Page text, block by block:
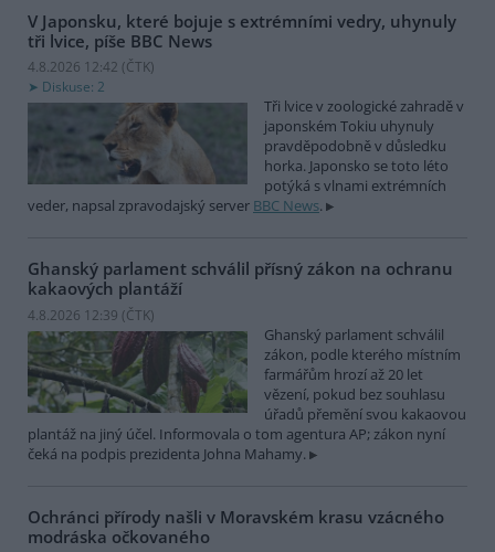
V Japonsku, které bojuje s extrémními vedry, uhynuly
tři lvice, píše BBC News
4.8.2026 12:42 (ČTK)
Diskuse: 2
Tři lvice v zoologické zahradě v
japonském Tokiu uhynuly
pravděpodobně v důsledku
horka. Japonsko se toto léto
potýká s vlnami extrémních
veder, napsal zpravodajský server BBC News.
Ghanský parlament schválil přísný zákon na ochranu
kakaových plantáží
4.8.2026 12:39 (ČTK)
Ghanský parlament schválil
zákon, podle kterého místním
farmářům hrozí až 20 let
vězení, pokud bez souhlasu
úřadů přemění svou kakaovou
plantáž na jiný účel. Informovala o tom agentura AP; zákon nyní
čeká na podpis prezidenta Johna Mahamy.
Ochránci přírody našli v Moravském krasu vzácného
modráska očkovaného